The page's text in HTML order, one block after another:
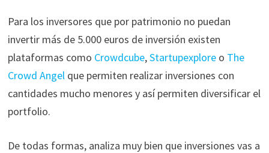
Para los inversores que por patrimonio no puedan
invertir más de 5.000 euros de inversión existen
plataformas como Crowdcube,Startupexploreo The
Crowd Angelque permiten realizar inversiones con
cantidades mucho menores y así permiten diversificar el
portfolio.
De todas formas, analiza muy bien que inversiones vas a